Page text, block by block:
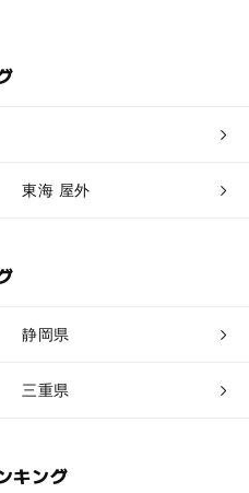
東海 屋外
静岡県
三重県
キング